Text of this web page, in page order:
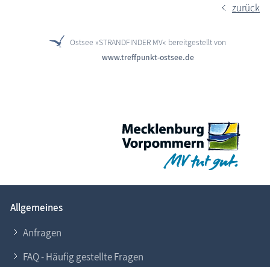
zurück
Ostsee »STRANDFINDER MV« bereitgestellt von
www.treffpunkt-ostsee.de
Allgemeines
Anfragen
FAQ - Häufig gestellte Fragen